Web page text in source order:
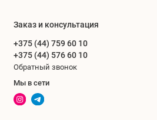
Заказ и консультация
+375 (44) 759 60 10
+375 (44) 576 60 10
Обратный звонок
Мы в сети